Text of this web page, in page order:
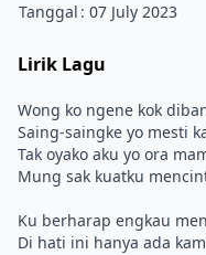
Tanggal : 07 July 2023
Lirik Lagu
Wong ko ngene kok
Saing-saingke yo mesti
Tak oyako aku yo ora
Mung sak kuatku
Ku berharap engkau
Di hati ini hanya ada